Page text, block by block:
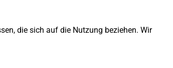
die sich auf die Nutzung beziehen. Wir